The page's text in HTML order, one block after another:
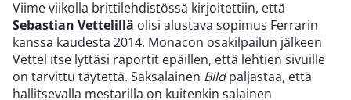
Viime viikolla brittilehdistössä kirjoitettiin, että
Sebastian Vettelillä olisi alustava sopimus Ferrarin
kanssa kaudesta 2014. Monacon osakilpailun jälkeen
Vettel itse lyttäsi raportit epäillen, että lehtien sivuille
on tarvittu täytettä. Saksalainen Bildpaljastaa, että
hallitsevalla mestarilla on kuitenkin salainen